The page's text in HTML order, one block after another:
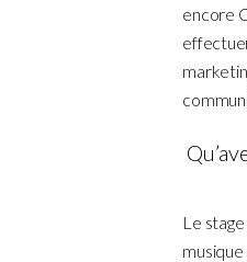
encore
Le